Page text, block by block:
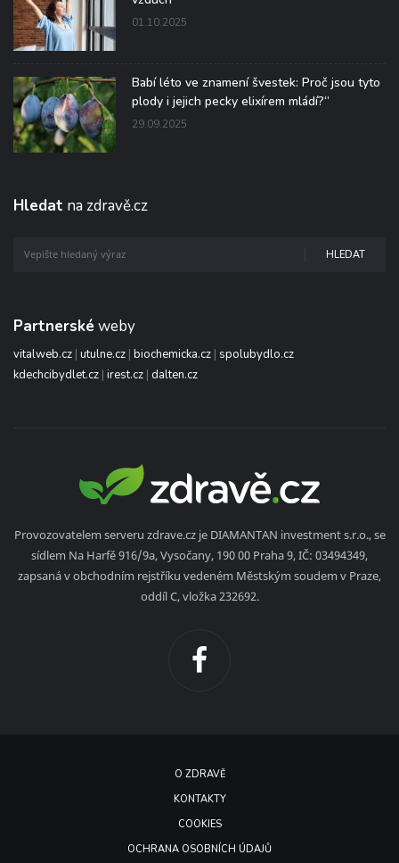
01.10.2025
Babí léto ve znamení švestek: Proč jsou tyto
plody i jejich pecky elixírem mládí?“
29.09.2025
Hledat na zdravě.cz
HLEDAT
Partnerské weby
vitalweb.cz | utulne.cz | biochemicka.cz | spolubydlo.cz
kdechcibydlet.cz | irest.cz | dalten.cz
Provozovatelem serveru zdrave.cz je DIAMANTAN investment s.r.o., se
sídlem Na Harfě 916/9a, Vysočany, 190 00 Praha 9, IČ: 03494349,
zapsaná v obchodním rejstříku vedeném Městským soudem v Praze,
oddíl C, vložka 232692.
O ZDRAVĚ
KONTAKTY
COOKIES
OCHRANA OSOBNÍCH ÚDAJŮ